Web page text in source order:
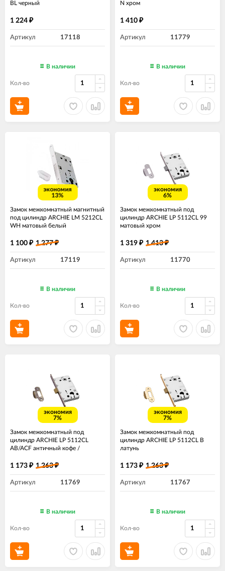
BL черный
1 224 ₽
Артикул 17118
В наличии
Кол-во
N хром
1 410 ₽
Артикул 11779
В наличии
Кол-во
экономия
13%
Замок межкомнатный магнитный
под цилиндр ARCHIE LM 5212CL
WH матовый белый
1 100 ₽ 1 277₽
Артикул 17119
В наличии
Кол-во
экономия
6%
Замок межкомнатный под
цилиндр ARCHIE LP 5112CL 99
матовый хром
1 319 ₽ 1 413₽
Артикул 11770
В наличии
Кол-во
экономия
7%
Замок межкомнатный под
цилиндр ARCHIE LP 5112CL
AB/ACF античный кофе /
1 173 ₽ 1 263₽
Артикул 11769
В наличии
Кол-во
экономия
7%
Замок межкомнатный под
цилиндр ARCHIE LP 5112CL B
латунь
1 173 ₽ 1 263₽
Артикул 11767
В наличии
Кол-во